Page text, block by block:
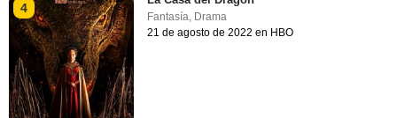
4
Fantasía, Drama
21 de agosto de 2022 en HBO